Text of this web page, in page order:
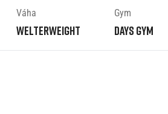
Váha
Welterweight
Gym
Days Gym